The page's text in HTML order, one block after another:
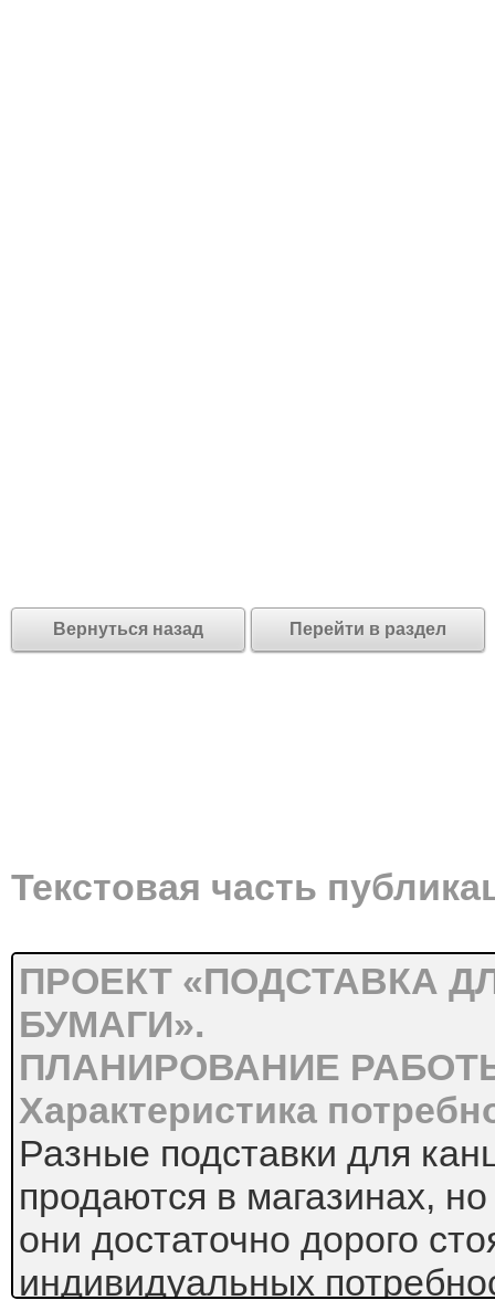
Вернуться назад Перейти в раздел
Текстовая часть
ПРОЕКТ «ПОДСТАВКА
БУМАГИ».
ПЛАНИРОВАНИЕ
Характеристика
Разные подставки для
продаются в магазинах, но
они достаточно дорого
индивидуальных